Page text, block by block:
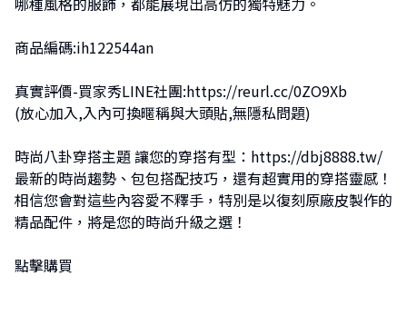
商品編碼:ih122544an
真實評價-買家秀LINE社團:https://reurl.cc/0ZO9Xb
(放心加入,入內可換暱稱與大頭貼,無隱私問題)
時尚八卦穿搭主題 讓您的穿搭有型： https://dbj8888.tw/
最新的時尚趨勢、包包搭配技巧，還有超實用的穿搭靈感！
相信您會對這些內容愛不釋手，特別是以復刻原廠皮製作的
精品配件，將是您的時尚升級之選！
點擊購買